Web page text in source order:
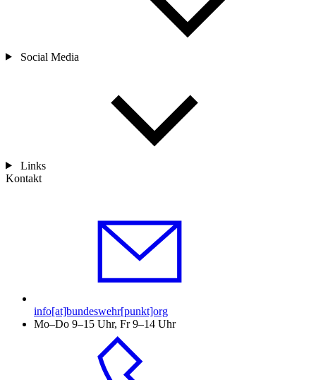
Social Media
Links
Kontakt
info[at]bundeswehr[punkt]org
Mo–Do 9–15 Uhr, Fr 9–14 Uhr